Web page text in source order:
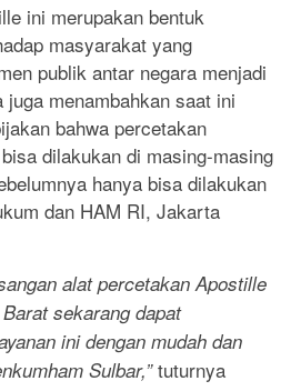
ini merupakan bentuk
masyarakat yang
publik antar negara menjadi
menambahkan saat ini
bahwa percetakan
dilakukan di masing-masing
hanya bisa dilakukan
dan HAM RI, Jakarta
alat percetakan Apostille
sekarang dapat
ini dengan mudah dan
Sulbar,”tuturnya